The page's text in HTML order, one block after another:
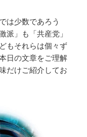
は少数であろう
派」も「共産党」
もそれらは個々ず
日の文章をご理解
だけご紹介してお